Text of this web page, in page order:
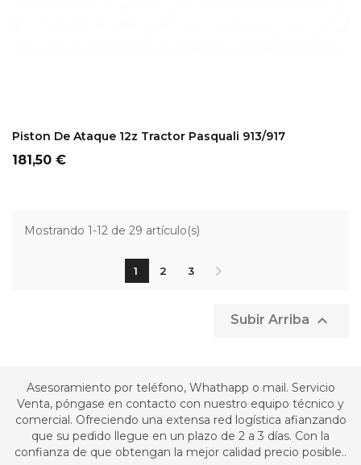
Piston De Ataque 12z Tractor Pasquali 913/917
Precio
181,50 €
Mostrando 1-12 de 29 artículo(s)
1 2 3
Subir Arriba 
Asesoramiento por teléfono, Whathapp o mail. Servicio
Venta, póngase en contacto con nuestro equipo técnico y
comercial. Ofreciendo una extensa red logística afianzando
que su pedido llegue en un plazo de 2 a 3 días. Con la
confianza de que obtengan la mejor calidad precio posible..